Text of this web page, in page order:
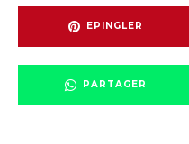
EPINGLER
PARTAGER